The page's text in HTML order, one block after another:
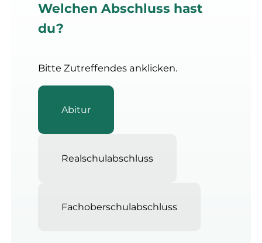
Welchen Abschluss hast
du?
Bitte Zutreffendes anklicken.
Abitur
Realschulabschluss
Fachoberschulabschluss